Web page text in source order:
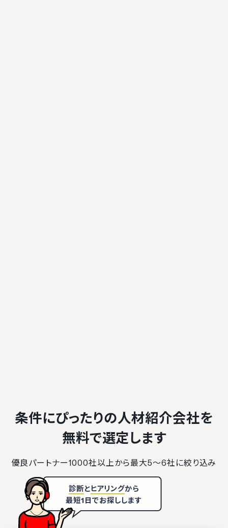
条件にぴったりの人材紹介会社を
無料で選定します
優良パートナー1000社以上から最大5〜6社に絞り込み
診断とヒアリングから
最短1日でお探しします